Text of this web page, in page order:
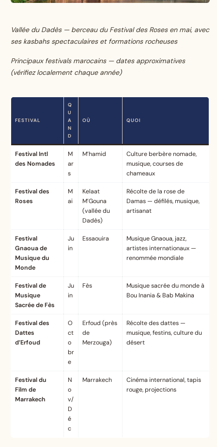
Vallée du Dadès — berceau du Festival des Roses en mai, avec
ses kasbahs spectaculaires et formations rocheuses
Principaux festivals marocains — dates approximatives
(vérifiez localement chaque année)
FESTIVAL
Q
U
A
N
D
OÙ QUOI
Festival Intl
des Nomades
M
ar
s
M’hamid
Culture berbère nomade,
musique, courses de
chameaux
Festival des
Roses
M
ai
Kelaat
M’Gouna
(vallée du
Dadès)
Récolte de la rose de
Damas — défilés, musique,
artisanat
Festival
Gnaoua de
Musique du
Monde
Ju
in
Essaouira
Musique Gnaoua, jazz,
artistes internationaux —
renommée mondiale
Festival de
Musique
Sacrée de Fès
Ju
in
Fès
Musique sacrée du monde à
Bou Inania & Bab Makina
Festival des
Dattes
d’Erfoud
O
ct
o
br
e
Erfoud (près
de
Merzouga)
Récolte des dattes —
musique, festins, culture du
désert
Festival du
Film de
Marrakech
N
o
v/
D
é
c
Marrakech
Cinéma international, tapis
rouge, projections